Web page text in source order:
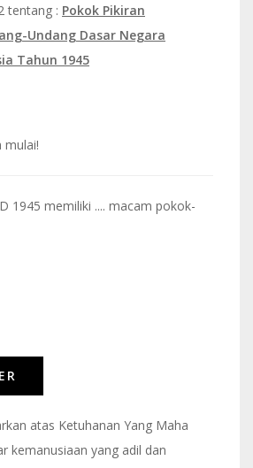
tentang : Pokok Pikiran
Undang Dasar Negara
Tahun 1945
mulai!
1945 memiliki .... macam pokok-
atas Ketuhanan Yang Maha
kemanusiaan yang adil dan